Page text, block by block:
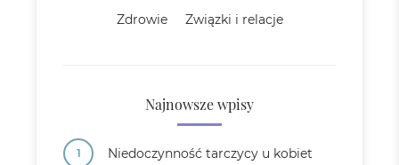
Zdrowie Związki i relacje
Najnowsze wpisy
Niedoczynność tarczycy u kobiet